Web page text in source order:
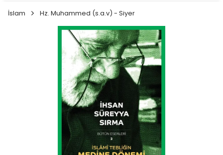
İslam Hz. Muhammed (s.a.v) - Siyer